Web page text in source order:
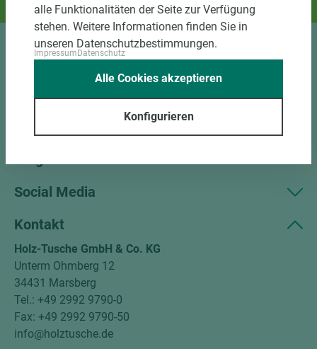
Und das passende Holz dazu.
Sortiment
Kundenservice
Social Media
Kontakt
Holz-Tusche GmbH & Co. KG
Unterm Ohmberg 12
34431 Marsberg
Tel.: +49 2992 9790-0
Fax: +49 2992 9790-50
info@holztusche.de
alle Funktionalitäten der Seite zur Verfügung
stehen. Weitere Informationen finden Sie in
unseren Datenschutzbestimmungen.
ImpressumDatenschutz
Konfigurieren
Alle Cookies akzeptieren